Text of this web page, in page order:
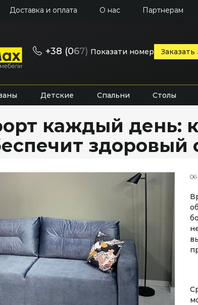
Доставка и оплата О нас Партнерам
+38 (067) Показати номер Заказать
Детские Спальни Столы
каждый день:
здоровый
06